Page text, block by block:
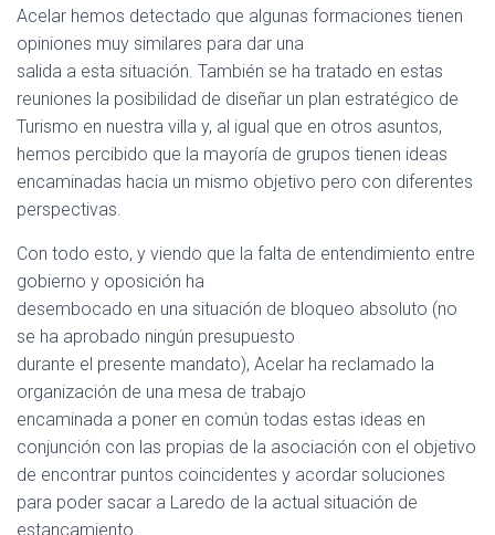
Acelar hemos detectado que algunas formaciones tienen
opiniones muy similares para dar una
salida a esta situación. También se ha tratado en estas
reuniones la posibilidad de diseñar un plan estratégico de
Turismo en nuestra villa y, al igual que en otros asuntos,
hemos percibido que la mayoría de grupos tienen ideas
encaminadas hacia un mismo objetivo pero con diferentes
perspectivas.
Con todo esto, y viendo que la falta de entendimiento entre
gobierno y oposición ha
desembocado en una situación de bloqueo absoluto (no
se ha aprobado ningún presupuesto
durante el presente mandato), Acelar ha reclamado la
organización de una mesa de trabajo
encaminada a poner en común todas estas ideas en
conjunción con las propias de la asociación con el objetivo
de encontrar puntos coincidentes y acordar soluciones
para poder sacar a Laredo de la actual situación de
estancamiento.